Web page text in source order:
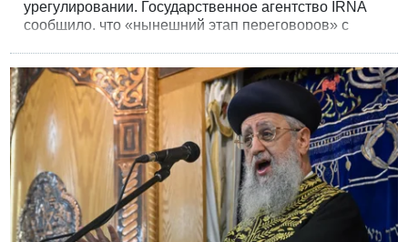
урегулировании. Государственное агентство IRNA
сообщило, что «нынешний этап переговоров» с